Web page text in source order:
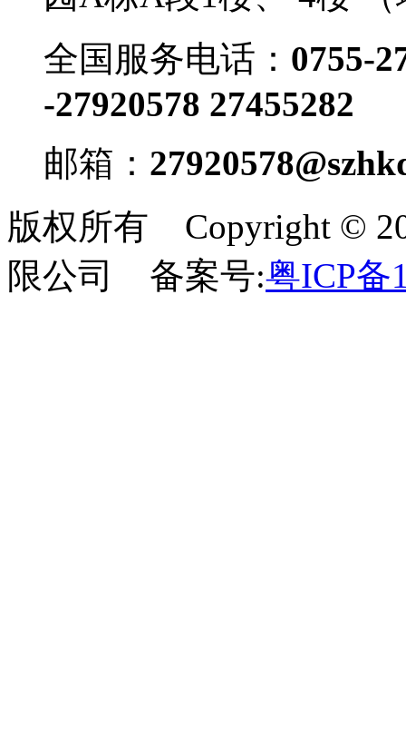
全国服务电话： 0755-
-27920578 27455282
邮箱：
版权所有 Copyright ©
限公司 备案号:粤ICP备